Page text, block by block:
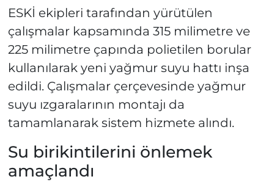
ESKİ ekipleri tarafından yürütülen
çalışmalar kapsamında 315 milimetre ve
225 milimetre çapında polietilen borular
kullanılarak yeni yağmur suyu hattı inşa
edildi. Çalışmalar çerçevesinde yağmur
suyu ızgaralarının montajı da
tamamlanarak sistem hizmete alındı.
Su birikintilerini önlemek
amaçlandı